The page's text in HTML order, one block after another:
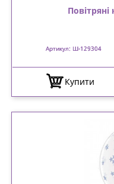
Артикул: Ш-129304
Купити